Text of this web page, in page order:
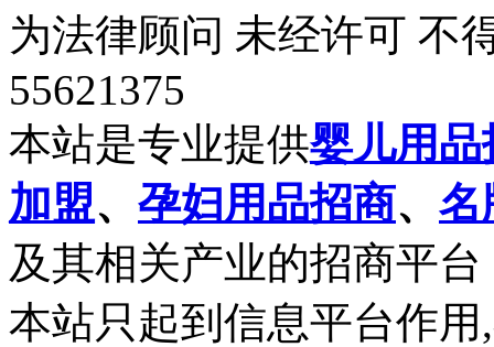
为法律顾问 未经许可 不
55621375
本站是专业提供婴儿用品
加盟、 孕妇用品招商、 名
及其相关产业的招商平台
本站只起到信息平台作